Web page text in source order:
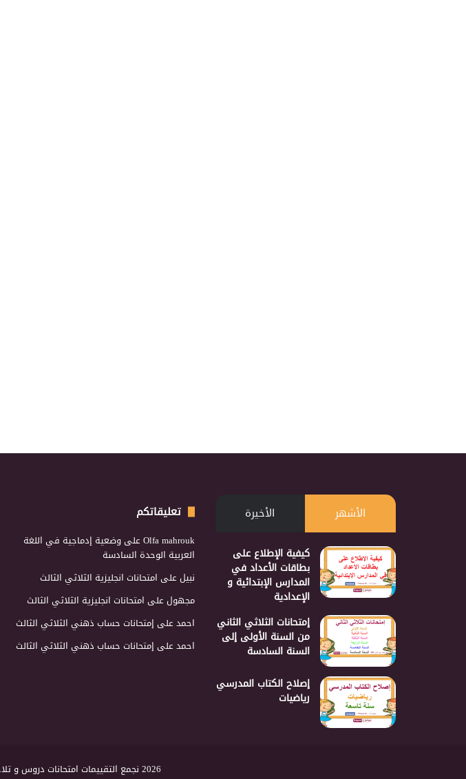
الأشهر الأخيرة
كيفية الإطلاع على
بطاقات الأعداد في
المدارس الإبتدائية و
الإعدادية
إمتحانات الثلاثي الثاني
من السنة الأولى إلى
السنة السادسة
إصلاح الكتاب المدرسي
رياضيات
تعليقاتكم
Olfa mahroukعلىوضعية إدماجية في اللغة
العربية الوحدة السادسة
نبيلعلى امتحانات انجليزية الثلاثي الثالث
مجهولعلى امتحانات انجليزية الثلاثي الثالث
احمدعلى إمتحانات حساب ذهني الثلاثي الثالث
احمدعلى إمتحانات حساب ذهني الثلاثي الثالث
2026 نجمع التقييمات امتحانات دروس و تلاخيص لكل المستويات |